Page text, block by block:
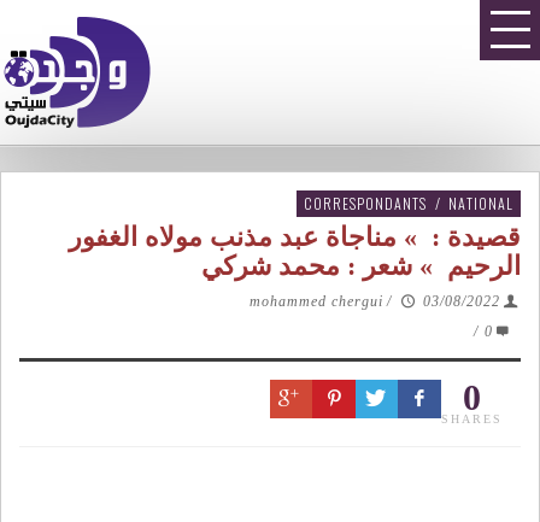
CORRESPONDANTS / NATIONAL
قصيدة : » مناجاة عبد مذنب مولاه الغفور
الرحيم » شعر : محمد شركي
mohammed chergui /
03/08/2022
0
/
0
SHARES